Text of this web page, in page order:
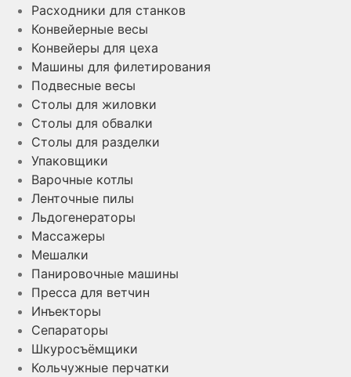
Расходники для станков
Конвейерные весы
Конвейеры для цеха
Машины для филетирования
Подвесные весы
Столы для жиловки
Столы для обвалки
Столы для разделки
Упаковщики
Варочные котлы
Ленточные пилы
Льдогенераторы
Массажеры
Мешалки
Панировочные машины
Пресса для ветчин
Инъекторы
Сепараторы
Шкуросъёмщики
Кольчужные перчатки